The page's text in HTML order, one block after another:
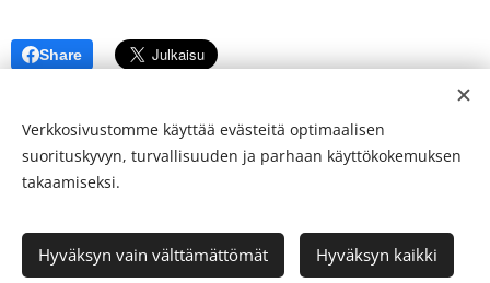
Share
ISSN 2342-3439
Verkkosivustomme käyttää evästeitä optimaalisen
suorituskyvyn, turvallisuuden ja parhaan käyttökokemuksen
takaamiseksi.
Hyväksyn vain välttämättömät Hyväksyn kaikki